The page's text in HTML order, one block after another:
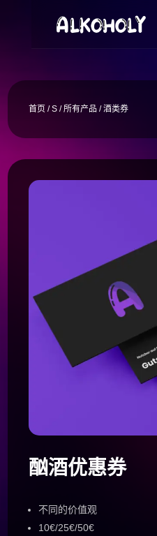
首页 /S /所有产品 / 酒类券
酗酒优惠券
不同的价值观
10€/25€/50€